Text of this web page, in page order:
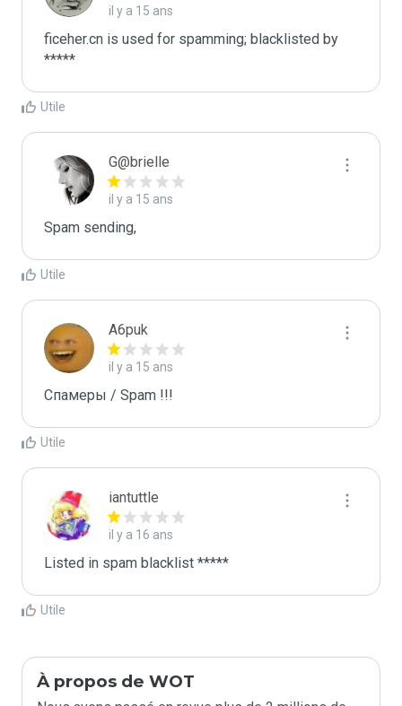
il y a 15 ans
ficeher.cn is used for spamming; blacklisted by
*****
Utile
G@brielle
il y a 15 ans
Spam sending,
Utile
A6puk
il y a 15 ans
Спамеры / Spam !!!
Utile
iantuttle
il y a 16 ans
Listed in spam blacklist *****
Utile
À propos de WOT